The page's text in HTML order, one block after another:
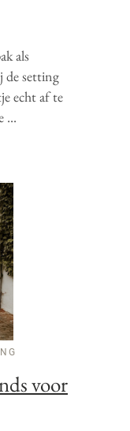
als
de setting
echt af te
voor